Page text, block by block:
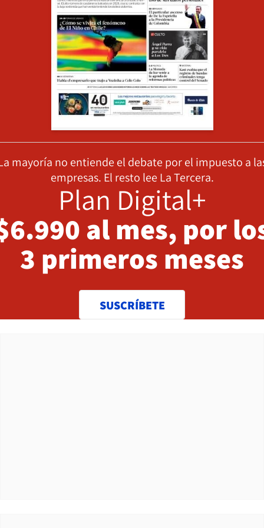
mayoría no entiende el debate por el impuesto a
empresas. El resto lee La Tercera.
Plan Digital+
al mes, por
3 primeros meses
SUSCRÍBETE